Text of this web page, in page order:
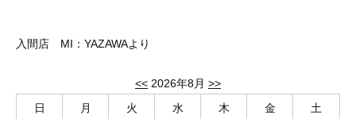
<< 2026年8月 >>
日
月 火 水 木 金 土
入間店 MI：YAZAWAより